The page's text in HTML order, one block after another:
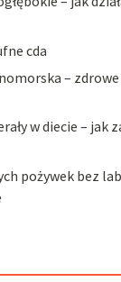
cda
–
w diecie – jak
pożywek bez